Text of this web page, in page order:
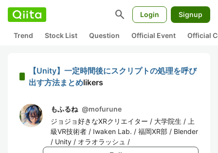
search Login Signup
Trend Stock List Question Official Event Official
【Unity】一定時間後にスクリプトの処理を呼び
出す方法まとめlikers
もふるね @mofurune
ジョジョ好きなXRクリエイター / 大学院生 / 上
級VR技術者 / Iwaken Lab. / 福岡XR部 / Blender
/ Unity / オラオラッシュ /